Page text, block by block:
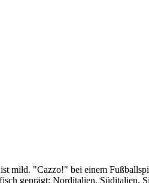
mild. "Cazzo!" bei einem
geprägt: Norditalien, Süditalien,